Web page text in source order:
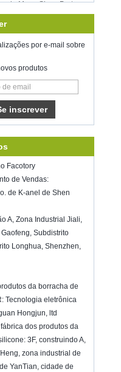
encontrar-se conosco no
IL USA.Booth N6819.
o seu trabalho durante
reabriu em
Para mais
bussiness, entre em
mail:
Tel / WhatsApp: +8
1) For the vacuum
two versions, updated
vacuum
Show,McCormick Place,
5-7, 20
The Inspired
Place,
5-7, 2022,booth
welcome to visit
To K...
por e-mail sobre
produtos
Facotory
de Vendas:
de K-anel de Shen
A, Zona Industrial Jiali,
Subdistrito
Longhua, Shenzhen,
da borracha de
Tecnologia eletrônica
Hongjun, ltd
dos produtos da
3F, construindo A,
zona industrial de
YanTian, ​​cidade de